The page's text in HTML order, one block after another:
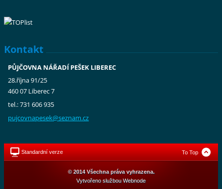
Kontakt
PŮJČOVNA NÁŘADÍ PEŠEK LIBEREC
28.října 91/25
460 07 Liberec 7
tel.: 731 606 935
pujcovnapesek@seznam.cz
Standardní verze To Top
© 2014 Všechna práva vyhrazena.
Vytvořeno službouWebnode